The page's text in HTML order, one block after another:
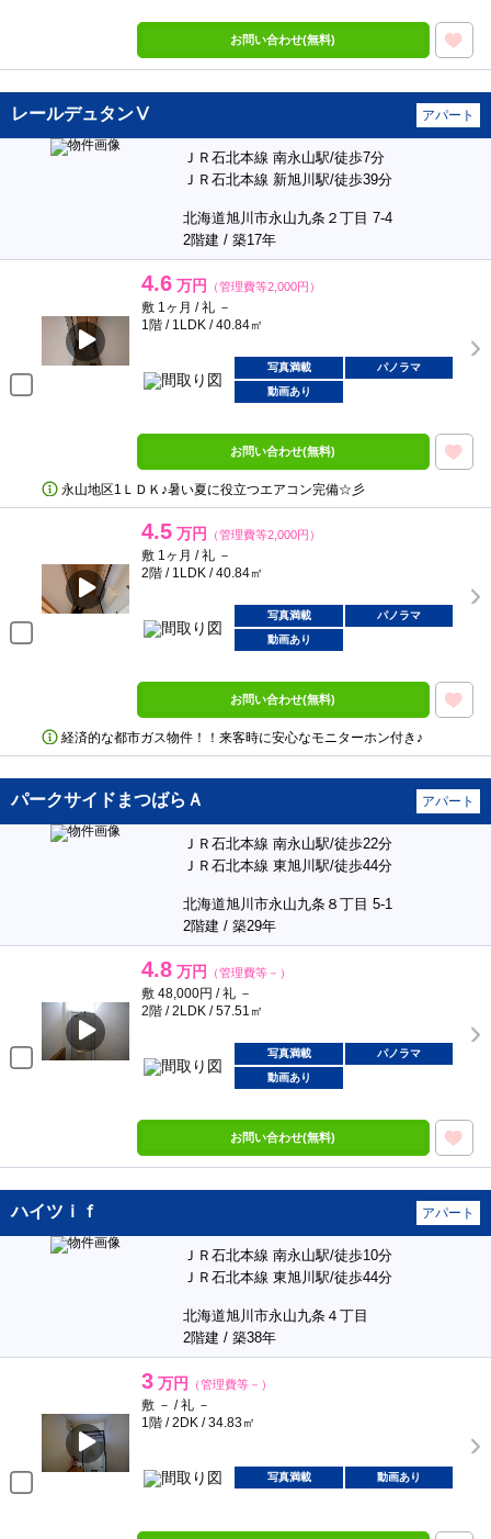
お問い合わせ(無料)
レールデュタンⅤ アパート
ＪＲ石北本線 南永山駅/徒歩7分
ＪＲ石北本線 新旭川駅/徒歩39分
北海道旭川市永山九条２丁目 7-4
2階建 / 築17年
4.6 万円 （管理費等2,000円）
敷 1ヶ月 / 礼 －
1階 / 1LDK / 40.84㎡
写真満載
パノラマ
動画あり
お問い合わせ(無料)
永山地区1ＬＤＫ♪暑い夏に役立つエアコン完備☆彡
4.5 万円 （管理費等2,000円）
敷 1ヶ月 / 礼 －
2階 / 1LDK / 40.84㎡
写真満載
パノラマ
動画あり
お問い合わせ(無料)
経済的な都市ガス物件！！来客時に安心なモニターホン付き♪
パークサイドまつばらＡ アパート
ＪＲ石北本線 南永山駅/徒歩22分
ＪＲ石北本線 東旭川駅/徒歩44分
北海道旭川市永山九条８丁目 5-1
2階建 / 築29年
4.8 万円 （管理費等－）
敷 48,000円 / 礼 －
2階 / 2LDK / 57.51㎡
写真満載
パノラマ
動画あり
お問い合わせ(無料)
ハイツｉｆ アパート
ＪＲ石北本線 南永山駅/徒歩10分
ＪＲ石北本線 東旭川駅/徒歩44分
北海道旭川市永山九条４丁目
2階建 / 築38年
3 万円 （管理費等－）
敷 － / 礼 －
1階 / 2DK / 34.83㎡
写真満載 動画あり